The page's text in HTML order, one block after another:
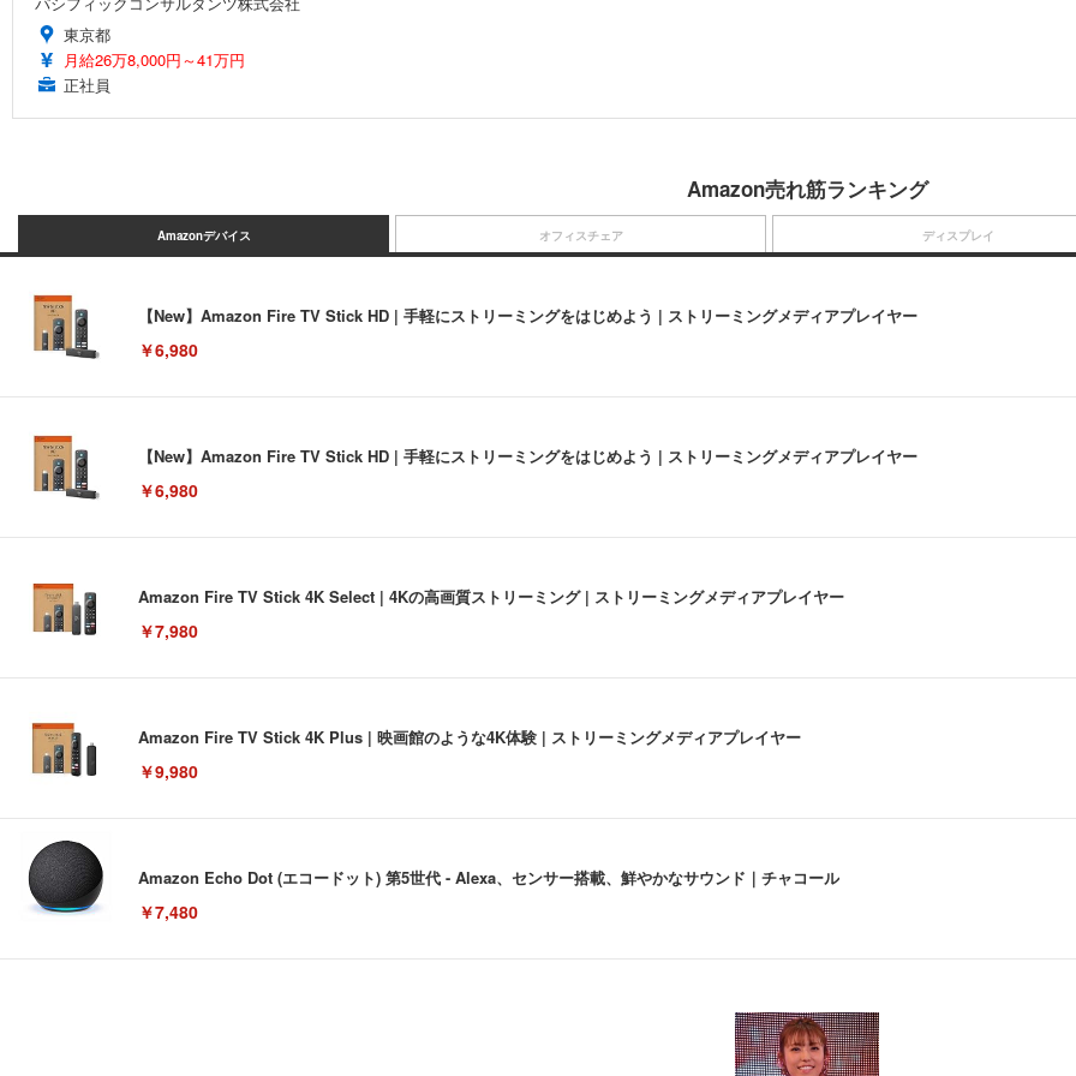
東京都
月給26万8,000円～41万円
正社員
Amazon売れ筋ランキング
Amazonデバイス
【New】Amazon Fire TV Stick HD | 手軽にストリーミングをはじめよう | ストリーミングメディアプレイヤー
￥6,980
【New】Amazon Fire TV Stick HD | 手軽にストリーミングをはじめよう | ストリーミングメディアプレイヤー
￥6,980
Amazon Fire TV Stick 4K Select | 4Kの高画質ストリーミング | ストリーミングメディアプレイヤー
￥7,980
Amazon Fire TV Stick 4K Plus | 映画館のような4K体験 | ストリーミングメディアプレイヤー
￥9,980
Amazon Echo Dot (エコードット) 第5世代 - Alexa、センサー搭載、鮮やかなサウンド｜チャコール
￥7,480
オフィスチェア
[EdoErgo] オフィスチェア 椅子 テレワーク 疲れない 跳ね上げ式アームレスト コンパクト 約105度ロッキング pc 事務椅子 360度回
ディスプレイ
EIZO ビジネス向けプレミアムモニター | FlexScan EV3240X-WT | 31.5型4K UHD・USB Type-C・ホワイト
Amazonベーシック ペットシーツ 薄型 レギュラー 1回使い捨て 無香料 ホワイト 300枚